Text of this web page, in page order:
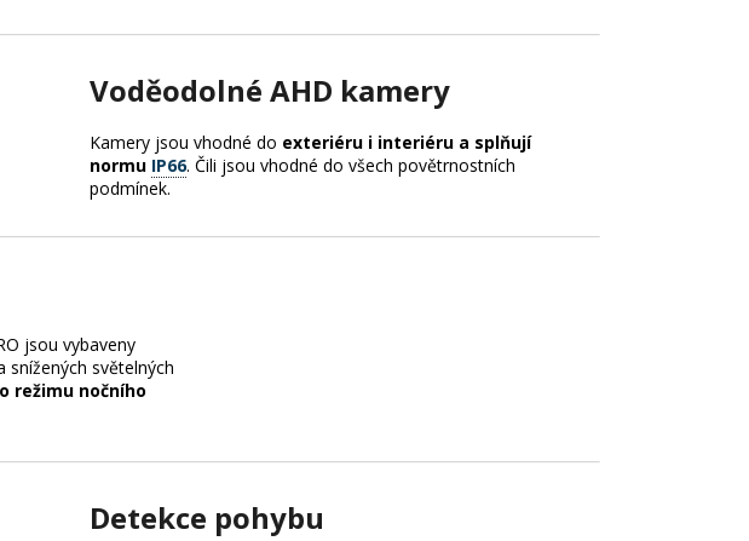
Voděodolné AHD kamery
Kamery jsou vhodné do exteriéru i interiéru a splňují
normu IP66. Čili jsou vhodné do všech povětrnostních
podmínek.
jsou vybaveny
snížených světelných
režimu nočního
Detekce pohybu